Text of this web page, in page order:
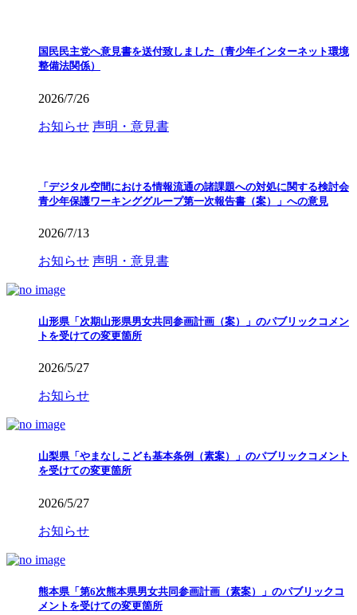
国民民主党へ意見書を送付致しました（青少年インターネット環境
整備法関係）
2026/7/26
お知らせ 声明・意見書
「デジタル空間における情報流通の諸課題への対処に関する検討会
青少年保護ワーキンググループ第一次報告書（案）」への意見
2026/7/13
お知らせ 声明・意見書
山形県「次期山形県男女共同参画計画（案）」のパブリックコメン
トを受けての変更箇所
2026/5/27
お知らせ
山梨県「やまなしこども基本条例（素案）」のパブリックコメント
を受けての変更箇所
2026/5/27
お知らせ
熊本県「第6次熊本県男女共同参画計画（素案）」のパブリックコ
メントを受けての変更箇所